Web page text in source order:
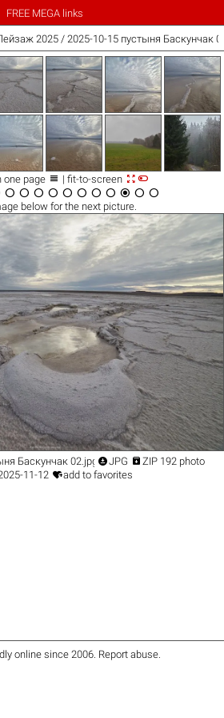
FREE MEGA links
2025 / 2025-10-15 пустыня Баскунчак
one page  | fit-to-screen 
          
below for the next picture.
Баскунчак 02.jpg JPG  ZIP 192 photo
11-12 add to favorites
online since 2006. Report abuse.